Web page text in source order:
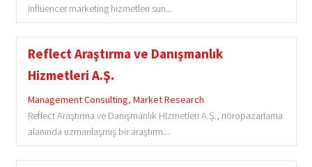
influencer marketing hizmetleri sun...
Reflect Araştırma ve Danışmanlık
Hizmetleri A.Ş.
Management Consulting, Market Research
Reflect Araştırma ve Danışmanlık Hizmetleri A.Ş., nöropazarlama
alanında uzmanlaşmış bir araştırm...